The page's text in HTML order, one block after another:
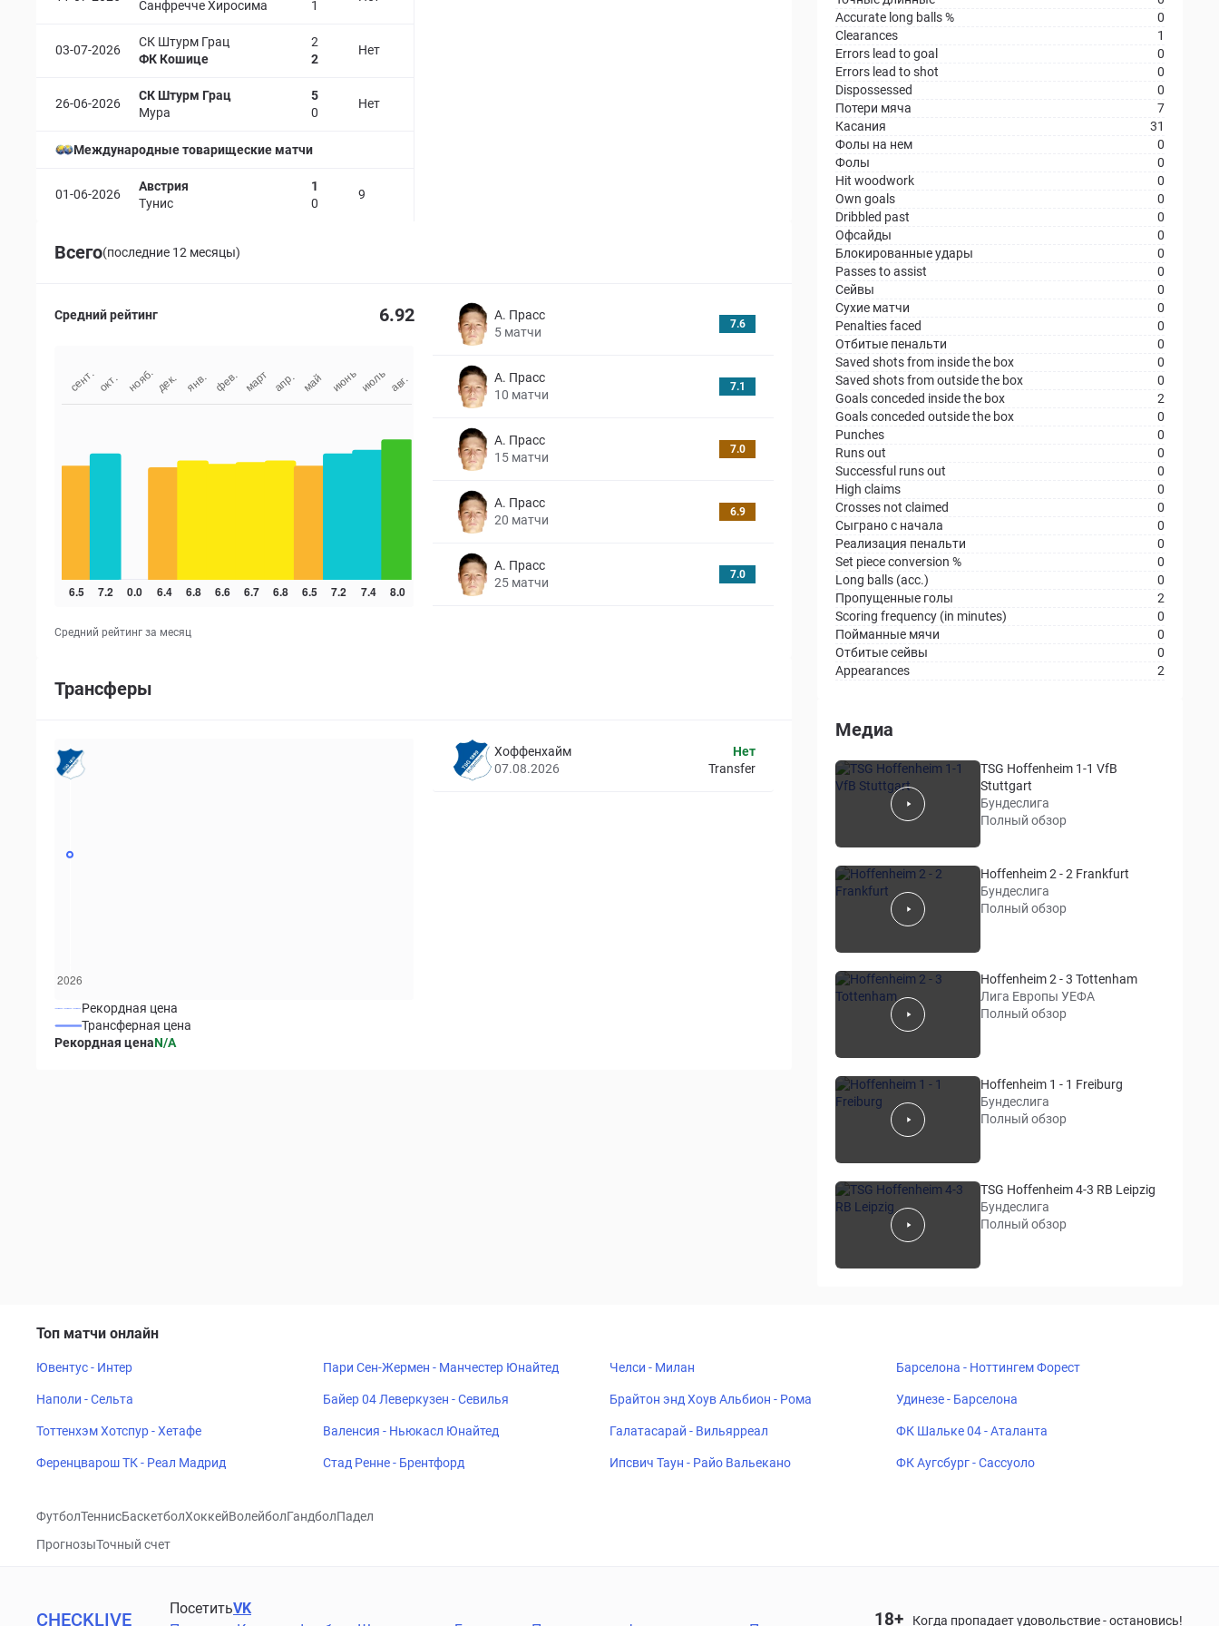
Санфречче Хиросима
1
03-07-2026
СК Штурм Грац
ФК Кошице
2
2
Нет
26-06-2026
СК Штурм Грац
Мура
5
0
Нет
Международные товарищеские матчи
01-06-2026
Австрия
Тунис
1
0
9
Всего(последние 12 месяцы)
Средний рейтинг 6.92
Средний рейтинг за месяц
А. Прасс
5 матчи
7.6
А. Прасс
10 матчи
7.1
А. Прасс
15 матчи
7.0
А. Прасс
20 матчи
6.9
А. Прасс
25 матчи
7.0
Трансферы
Рекордная цена
Трансферная цена
Рекордная ценаN/A
Хоффенхайм
07.08.2026
Нет
Transfer
Accurate long balls %
0
Clearances
1
Errors lead to goal
0
Errors lead to shot
0
Dispossessed
0
Потери мяча
7
Касания
31
Фолы на нем
0
Фолы
0
Hit woodwork
0
Own goals
0
Dribbled past
0
Офсайды
0
Блокированные удары
0
Passes to assist
0
Сейвы
0
Сухие матчи
0
Penalties faced
0
Отбитые пенальти
0
Saved shots from inside the box
0
Saved shots from outside the box
0
Goals conceded inside the box
2
Goals conceded outside the box
0
Punches
0
Runs out
0
Successful runs out
0
High claims
0
Crosses not claimed
0
Сыграно с начала
0
Реализация пенальти
0
Set piece conversion %
0
Long balls (acc.)
0
Пропущенные голы
2
Scoring frequency (in minutes)
0
Пойманные мячи
0
Отбитые сейвы
0
Appearances
2
Медиа
TSG Hoffenheim 1-1 VfB
Stuttgart
Бундеслига
Полный обзор
Hoffenheim 2 - 2 Frankfurt
Бундеслига
Полный обзор
Hoffenheim 2 - 3 Tottenham
Лига Европы УЕФА
Полный обзор
Hoffenheim 1 - 1 Freiburg
Бундеслига
Полный обзор
TSG Hoffenheim 4-3 RB Leipzig
Бундеслига
Полный обзор
Топ матчи онлайн
Ювентус - Интер Пари Сен-Жермен - Манчестер Юнайтед Челси - Милан Барселона - Ноттингем Форест
Наполи - Сельта Байер 04 Леверкузен - Севилья Брайтон энд Хоув Альбион - Рома Удинезе - Барселона
Тоттенхэм Хотспур - Хетафе Валенсия - Ньюкасл Юнайтед Галатасарай - Вильярреал ФК Шальке 04 - Аталанта
Ференцварош ТК - Реал Мадрид Стад Ренне - Брентфорд Ипсвич Таун - Райо Вальекано ФК Аугсбург - Сассуоло
ФутболТеннисБаскетболХоккейВолейболГандболПадел
ПрогнозыТочный счет
CHECKLIVE
ПосетитьVK
18+ Когда пропадает удовольствие - остановись!